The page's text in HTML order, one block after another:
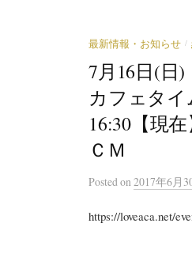
最新情報・お知らせ /
7月16日(日
カフェタイ
16:30【現
ＣＭ
Postedon 2017年6月
https://loveaca.net/